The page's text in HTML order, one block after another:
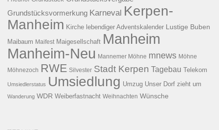
Grundstücksvormerkung Karneval Kerpen-
Manheim Kirche lebendiger Adventskalender Lustige Buben
Maibaum Maifest Maigesellschaft Manheim
Manheim-Neu Mannemer Möhne mnews Möhne
Möhnezoch RWE Silvester Stadt Kerpen Tagebau Telekom
Umsiedlerstatus Umsiedlung Umzug Unser Dorf zieht um
Wanderung WDR Weiberfastnacht Weihnachten Wünsche